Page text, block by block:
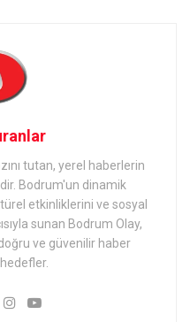
tutan, yerel haberlerin
Bodrum'un dinamik
etkinliklerini ve sosyal
sunan Bodrum Olay,
ve güvenilir haber